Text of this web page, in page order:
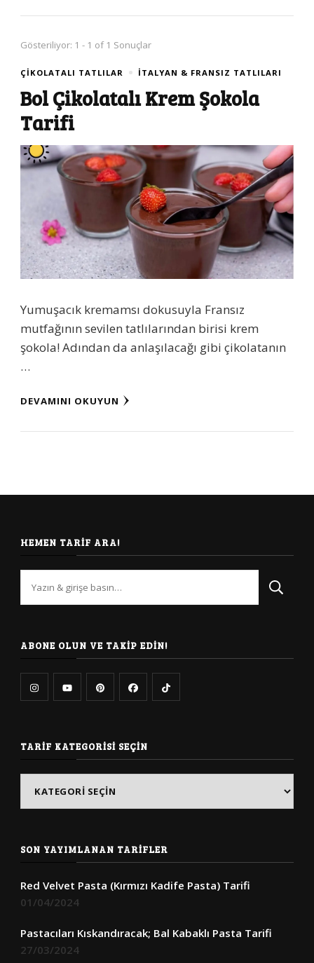
Gösteriliyor: 1 - 1 of 1 Sonuçlar
ÇIKOLATALI TATLILAR İTALYAN & FRANSIZ TATLILARI
Bol Çikolatalı Krem Şokola
Tarifi
Yumuşacık kremamsı dokusuyla Fransız
mutfağının sevilen tatlılarından birisi krem
şokola! Adından da anlaşılacağı gibi çikolatanın
…
DEVAMINI OKUYUN
HEMEN TARIF ARA!
arıyorsunuz?
ABONE OLUN VE TAKIP EDIN!
TARIF KATEGORISI SEÇIN
SON YAYIMLANAN TARIFLER
Red Velvet Pasta (Kırmızı Kadife Pasta) Tarifi
01/04/2024
Pastacıları Kıskandıracak; Bal Kabaklı Pasta Tarifi
27/03/2024